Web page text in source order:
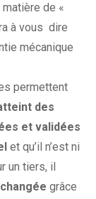
matière de «
à vous dire
mécanique
permettent
des
et validées
et qu’il n’est ni
un tiers, il
grâce